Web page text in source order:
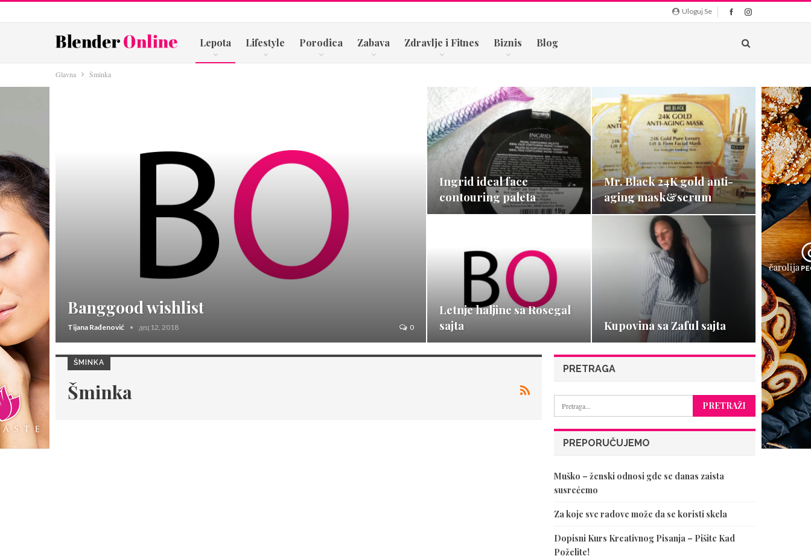
Uloguj Se
Lepota Lifestyle Porodica Zabava Zdravlje i Fitnes Biznis Blog
Glavna Šminka
Banggood wishlist
Tijana Rađenović дец 12, 2018 0
Ingrid ideal face
contouring paleta
Mr. Black 24K gold anti-
aging mask&serum
Letnje haljine sa Rosegal
sajta
Kupovina sa Zaful sajta
ŠMINKA
Šminka
PRETRAGA
PREPORUČUJEMO
Muško – ženski odnosi gde se danas zaista
susrećemo
Za koje sve radove može da se koristi skela
Dopisni Kurs Kreativnog Pisanja – Pišite Kad
Poželite!